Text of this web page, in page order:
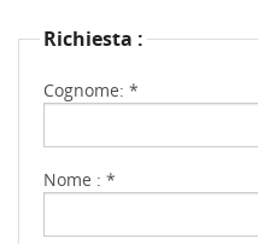
Richiesta :
Cognome: *
Nome : *